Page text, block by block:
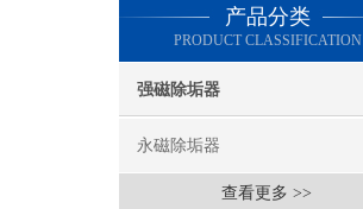
产品分类
PRODUCT CLASSIFICATION
强磁除垢器
永磁除垢器
查看更多 >>